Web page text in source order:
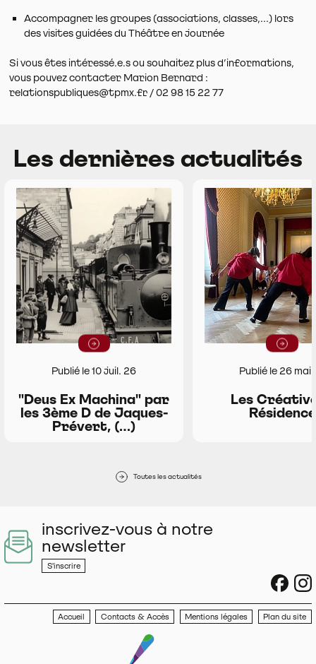
Accompagner les groupes (associations, classes,...) lors
des visites guidées du Théâtre en journée
Si vous êtes intéressé.e.s ou souhaitez plus d’informations,
vous pouvez contacter Marion Bernard :
relationspubliques@tpmx.fr / 02 98 15 22 77
Les dernières actualités
Lire la suite
Publié le 10 juil. 26
"Deus Ex Machina" par
les 3ème D de Jaques-
Prévert, (…)
Lire la
Publié le 26 mai
Les
Résidence
Toutes les actualités
inscrivez-vous à notre
newsletter
S'inscrire
Accueil Contacts & Accès Mentions légales Plan du site